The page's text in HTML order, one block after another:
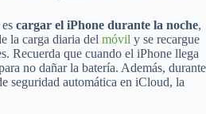
cargar el iPhone durante la noche,
la carga diaria del móvil y se recargue
Recuerda que cuando el iPhone llega
no dañar la batería. Además, durante
seguridad automática en iCloud, la